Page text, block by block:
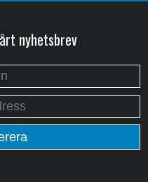
nyhetsbrev